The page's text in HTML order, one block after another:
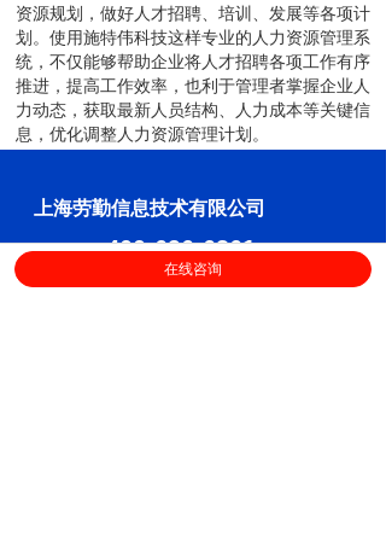
资源规划，做好人才招聘、培训、发展等各项计
划。使用施特伟科技这样专业的人力资源管理系
统，不仅能够帮助企业将人才招聘各项工作有序
推进，提高工作效率，也利于管理者掌握企业人
力动态，获取最新人员结构、人力成本等关键信
息，优化调整人力资源管理计划。
客服电话：400-696-6361
（工作日9:00-18:00）
上海劳勤信息技术有限公司
在线咨询